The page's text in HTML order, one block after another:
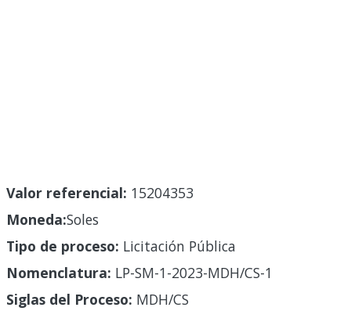
Valor referencial: 15204353
Moneda:Soles
Tipo de proceso: Licitación Pública
Nomenclatura: LP-SM-1-2023-MDH/CS-1
Siglas del Proceso: MDH/CS